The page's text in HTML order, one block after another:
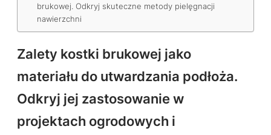
brukowej. Odkryj skuteczne metody pielęgnacji
nawierzchni
Zalety kostki brukowej jako
materiału do utwardzania podłoża.
Odkryj jej zastosowanie w
projektach ogrodowych i